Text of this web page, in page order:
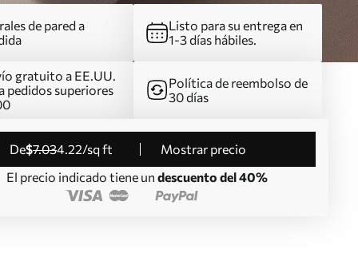
de pared a
Listo para su entrega en
1-3 días hábiles.
gratuito a EE.UU.
pedidos superiores
Política de reembolso de
30 días
de$7.034.22/sq ft
Mostrar precio
El precio indicado tiene un descuento del 40%